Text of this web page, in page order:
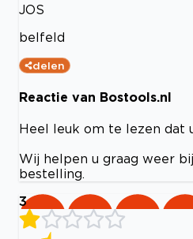
JOS
belfeld
delen
Reactie van Bostools.nl
Heel leuk om te lezen dat
Wij helpen u graag weer
bestelling.
3